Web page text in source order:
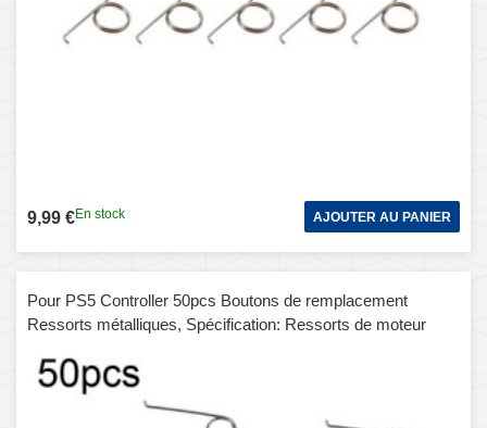
9,99 €En stock AJOUTER AU PANIER
Pour PS5 Controller 50pcs Boutons de remplacement
Ressorts métalliques, Spécification: Ressorts de moteur